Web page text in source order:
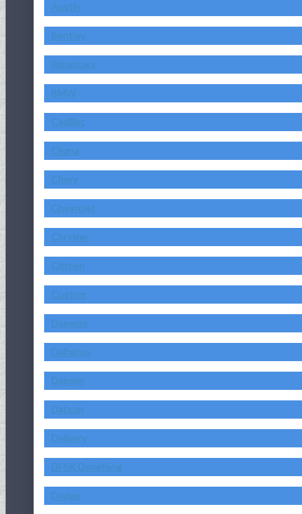
Austin
Bentley
Bimantara
BMW
Cadillac
Chana
Chery
Chevrolet
Chrysler
Citroen
Custom
Daewoo
Daihatsu
Daimler
Datsun
Delivery
DFSK Dongfeng
Dodge